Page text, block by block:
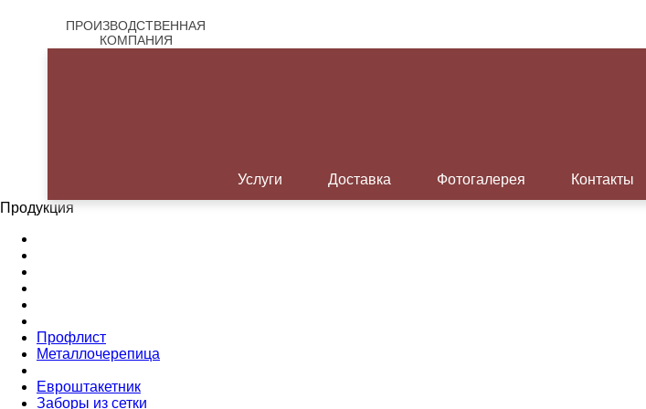
ПРОИЗВОДСТВЕННАЯ
КОМПАНИЯ
Услуги Доставка Фотогалерея Контакты
Продукция
Профлист
Металлочерепица
Евроштакетник
Заборы из сетки